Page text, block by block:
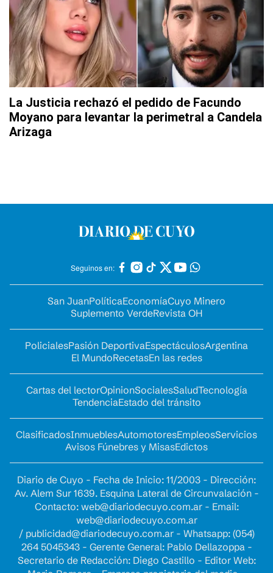
La Justicia rechazó el pedido de Facundo
Moyano para levantar la perimetral a Candela
Arizaga
Seguinos en:
San JuanPolíticaEconomíaCuyo Minero
Suplemento VerdeRevista OH
PolicialesPasión DeportivaEspectáculosArgentina
El MundoRecetasEn las redes
Cartas del lectorOpinionSocialesSaludTecnología
TendenciaEstado del tránsito
ClasificadosInmueblesAutomotoresEmpleosServicios
Avisos Fúnebres y MisasEdictos
Diario de Cuyo - Fecha de Inicio: 11/2003 - Dirección:
Av. Alem Sur 1639. Esquina Lateral de Circunvalación -
Contacto: web@diariodecuyo.com.ar- Email:
web@diariodecuyo.com.ar
/ publicidad@diariodecuyo.com.ar- Whatsapp: (054)
264 5045343 - Gerente General: Pablo Dellazoppa -
Secretario de Redacción: Diego Castillo - Editor Web: